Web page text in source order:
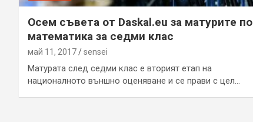
Осем съвета от Daskal.eu за матурите по
математика за седми клас
май 11, 2017 sensei
Матурата след седми клас е вторият етап на
националното външно оценяване и се прави с цел…